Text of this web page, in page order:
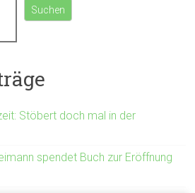
Suchen
Stöbert doch mal in der
spendet Buch zur Eröffnung